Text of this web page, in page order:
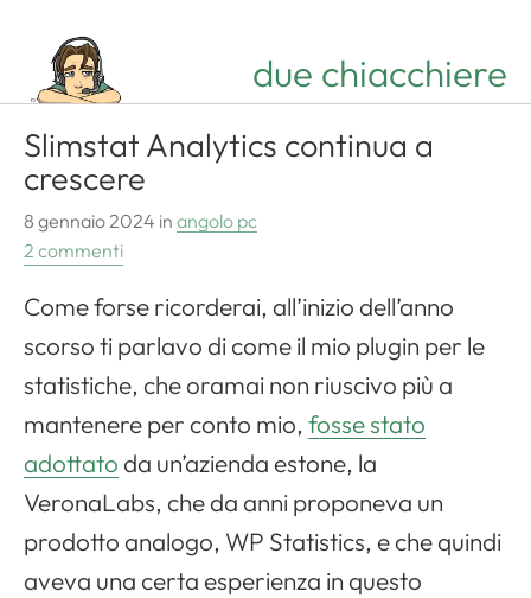
due chiacchiere
Slimstat Analytics continua a
crescere
8 gennaio 2024 in angolo pc
2 commenti
Come forse ricorderai, all’inizio dell’anno
scorso ti parlavo di come il mio plugin per le
statistiche, che oramai non riuscivo più a
mantenere per conto mio, fosse stato
adottato da un’azienda estone, la
VeronaLabs, che da anni proponeva un
prodotto analogo, WP Statistics, e che quindi
aveva una certa esperienza in questo
Apri il menu di navigazione